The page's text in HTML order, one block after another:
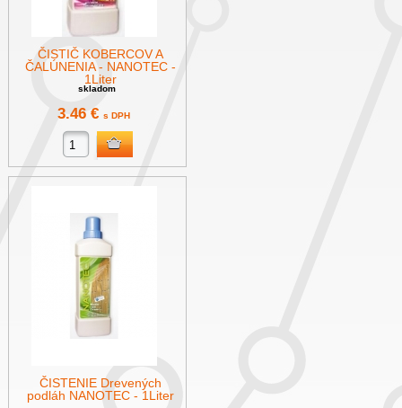
ČISTIČ KOBERCOV A
ČALÚNENIA - NANOTEC -
1Liter
skladom
3.46 €s DPH
ČISTENIE Drevených
podláh NANOTEC - 1Liter